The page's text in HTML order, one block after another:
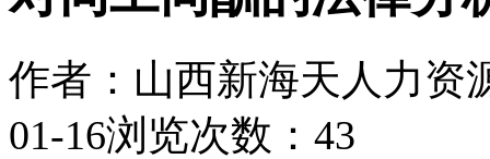
作者：山西新海天人力资
01-16浏览次数：43